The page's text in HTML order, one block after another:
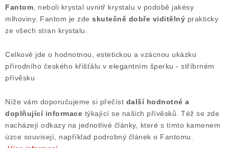
Fantom , neboli krystal uvnitř krystalu v podobě jakésy
mlhoviny. Fantom je zde skutečně dobře viditělný prakticky
ze všech stran krystalu.
Celkově jde o hodnotnou, estetickou a vzácnou ukázku
přírodního českého křišťálu v elegantním šperku - stříbrném
přívěsku
Níže vám doporučujeme si přečíst další hodnotné a
doplňující informace týkající se našich přívěsků. Též se zde
nacházejí odkazy na jednotlivé články, které s tímto kamenem
úzce souvisejí, například podrobný článek o Fantomu.